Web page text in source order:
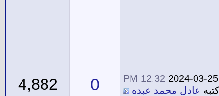
2024-03-25
12:32 PM
كتبه عادل محمد عبده 0
4,882